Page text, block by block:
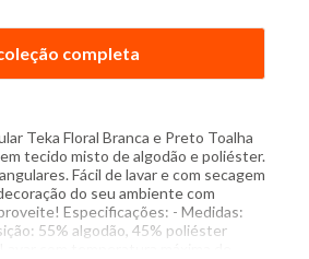
completa
Teka Floral Branca e Preto Toalha
tecido misto de algodão e poliéster.
Fácil de lavar e com secagem
do seu ambiente com
Especificações: - Medidas:
55% algodão, 45% poliéster
com temperatura máxima de